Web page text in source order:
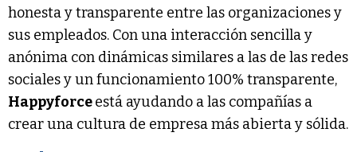
honesta y transparente entre las organizaciones y
sus empleados. Con una interacción sencilla y
anónima con dinámicas similares a las de las redes
sociales y un funcionamiento 100% transparente,
Happyforceestá ayudando a las compañías a
crear una cultura de empresa más abierta y sólida.